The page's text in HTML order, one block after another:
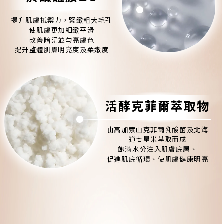
提升肌膚抵禦力，緊緻粗大毛孔
使肌膚更加細緻平滑
改善暗沉並勻亮膚色
提升整體肌膚明亮度及柔嫩度
活酵克菲爾萃取物
由高加索山克菲爾乳酸菌及北海
道七星米萃取而成
飽滿水分注入肌膚底層、
促進肌底循環、使肌膚健康明亮